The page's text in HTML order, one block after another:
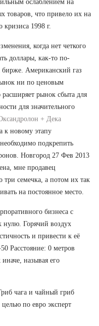
ослаблением на
товаров, что привело их на
кризиса 1998 г.
когда нет четкого
доллары, как-то по-
бирже. Американский газ
ни по ценовым
рынок сбыта для
для значительного
+ Дека
к новому этапу
подкрепить
Новгород 27 Фев 2013
мне продавец
три семечка, а потом их так
на постоянное место.
бизнеса с
нулю. Горячий воздух
и привести к её
Расстояние: 0 метров
называя его
чага и чайный гриб
по евро эксперт